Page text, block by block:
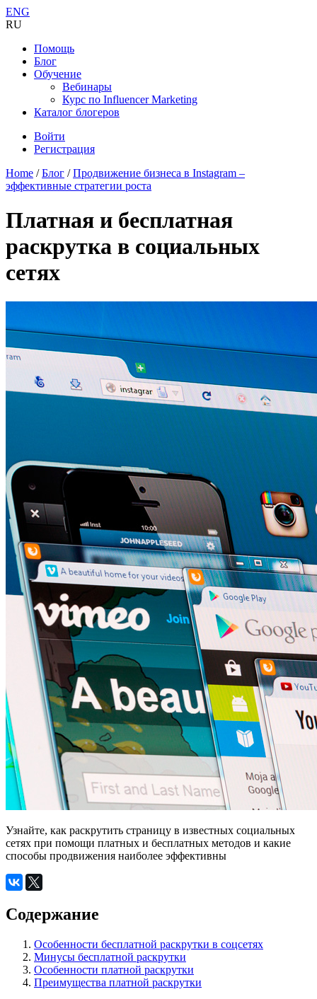
ENG
RU
Помощь
Блог
Обучение
Вебинары
Курс по Influencer Marketing
Каталог блогеров
Войти
Регистрация
Home /Блог /Продвижение бизнеса в Instagram –
эффективные стратегии роста
Платная и бесплатная
раскрутка в социальных
сетях
Узнайте, как раскрутить страницу в известных социальных
сетях при помощи платных и бесплатных методов и какие
способы продвижения наиболее эффективны
Содержание
Особенности бесплатной раскрутки в соцсетях
Минусы бесплатной раскрутки
Особенности платной раскрутки
Преимущества платной раскрутки